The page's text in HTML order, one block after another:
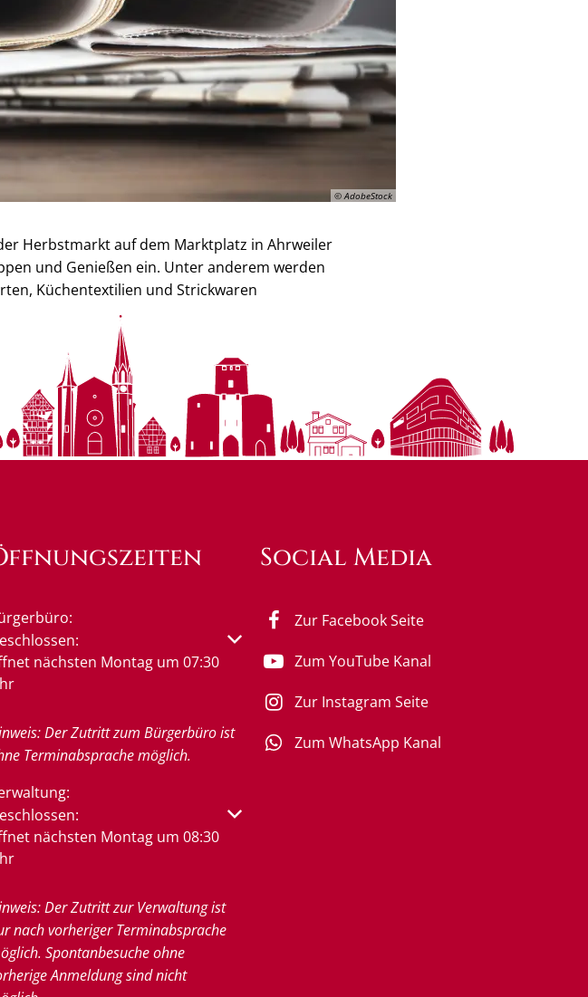
© AdobeStock
Herbstmarkt auf dem Marktplatz in Ahrweiler
und Genießen ein. Unter anderem werden
Küchentextilien und Strickwaren
um weitere Öffnungs- oder Schließzeiten auszublenden
nächsten Montag um 07:30
Der Zutritt zum Bürgerbüro ist
Terminabsprache möglich.
um weitere Öffnungs- oder Schließzeiten auszublenden
nächsten Montag um 08:30
Der Zutritt zur Verwaltung ist
nach vorheriger Terminabsprache
Spontanbesuche ohne
Anmeldung sind nicht
Social Media
Zur Facebook Seite
Zum YouTube Kanal
Zur Instagram Seite
Zum WhatsApp Kanal